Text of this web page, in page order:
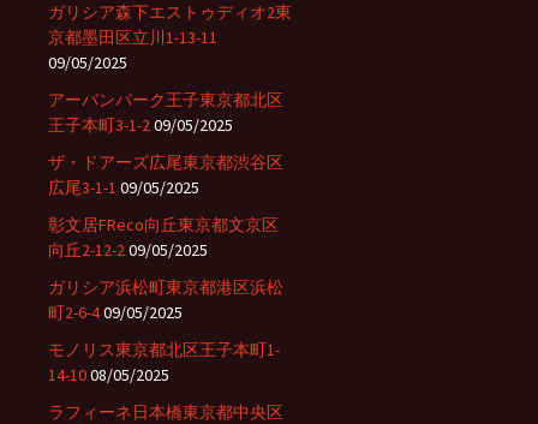
ガリシア森下エストゥディオ2東
京都墨田区立川1-13-11
09/05/2025
アーバンパーク王子東京都北区
王子本町3-1-209/05/2025
ザ・ドアーズ広尾東京都渋谷区
広尾3-1-1 09/05/2025
彰文居FReco向丘東京都文京区
向丘2-12-209/05/2025
ガリシア浜松町東京都港区浜松
町2-6-409/05/2025
モノリス東京都北区王子本町1-
14-1008/05/2025
ラフィーネ日本橋東京都中央区